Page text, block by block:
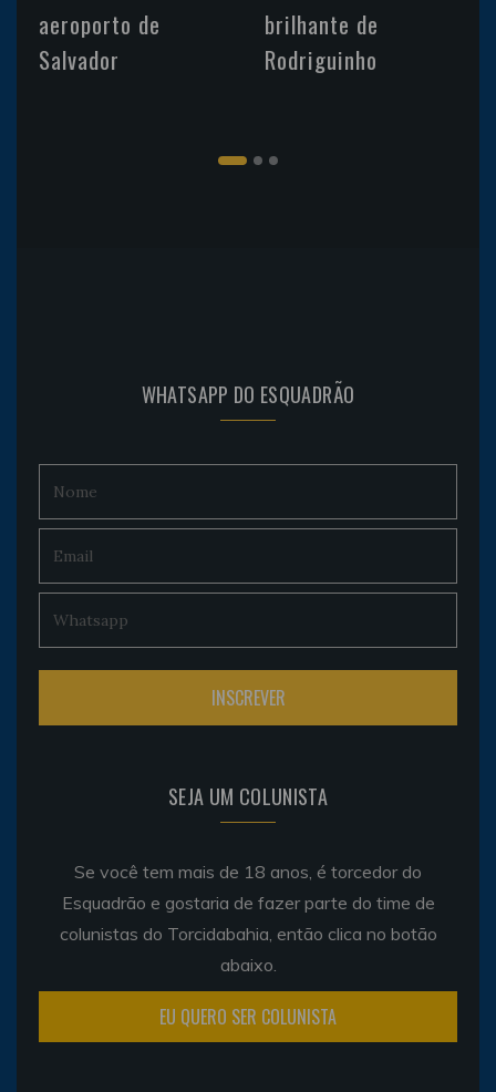
aeroporto de
Salvador
brilhante de
Rodriguinho
WHATSAPP DO ESQUADRÃO
SEJA UM COLUNISTA
Se você tem mais de 18 anos, é torcedor do
Esquadrão e gostaria de fazer parte do time de
colunistas do Torcidabahia, então clica no botão
abaixo.
EU QUERO SER COLUNISTA